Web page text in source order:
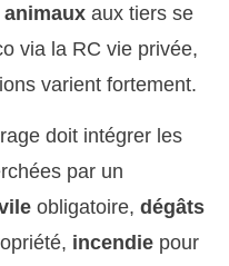
aux tiers se
via la RC vie privée,
varient fortement.
doit intégrer les
par un
obligatoire, dégâts
incendie pour